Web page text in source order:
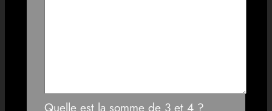
Quelle est la somme de 3 et 4 ?